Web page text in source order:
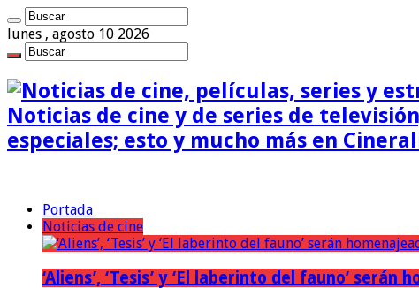
lunes , agosto 10 2026
Noticias de cine y de series de
especiales; esto y mucho más en
Portada
Noticias de cine
‘Aliens’, ‘Tesis’ y ‘El laberinto del fauno’